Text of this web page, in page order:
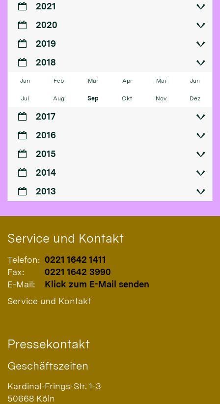
2021
2020
2019
2018
Jan Feb Mär Apr Mai Jun
Jul Aug Sep Okt Nov Dez
2017
2016
2015
2014
2013
Service und Kontakt
Telefon: 0221 1642 1411
Fax:
0221 1642 3990
E-Mail:
Klick zum E-Mail senden
Service und Kontakt
Pressekontakt
Geschäftszeiten
Kardinal-Frings-Str. 1-3
50668 Köln